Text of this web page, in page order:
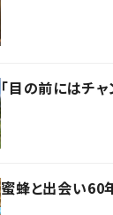
「目の前にはチ
蜜蜂と出会い60